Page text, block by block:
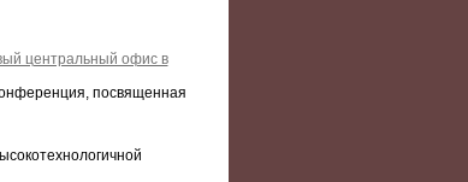
центральный офис в
посвященная